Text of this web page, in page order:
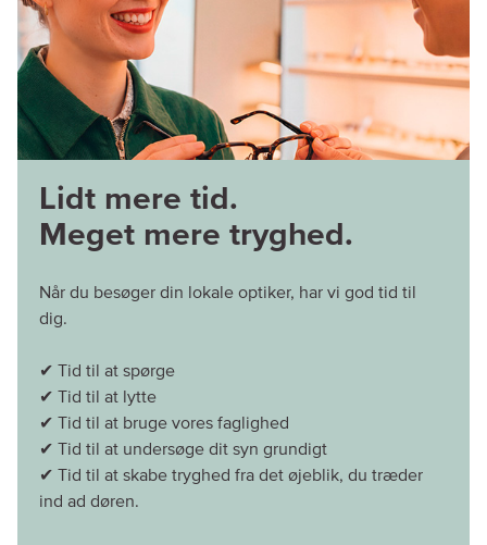
Lidt mere tid.
Meget mere tryghed.
Når du besøger din lokale optiker, har vi god tid til
dig.
✔ Tid til at spørge
✔ Tid til at lytte
✔ Tid til at bruge vores faglighed
✔ Tid til at undersøge dit syn grundigt
✔ Tid til at skabe tryghed fra det øjeblik, du træder
ind ad døren.